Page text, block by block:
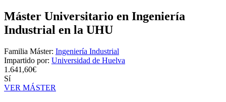
Máster Universitario en Ingeniería
Industrial en la UHU
Familia Máster: Ingeniería Industrial
Impartido por: Universidad de Huelva
1.641,60€
Sí
VER MÁSTER